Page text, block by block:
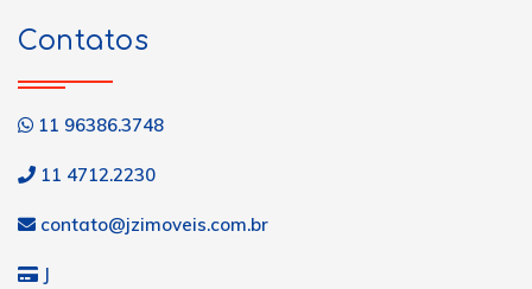
Contatos
11 96386.3748
11 4712.2230
contato@jzimoveis.com.br
J